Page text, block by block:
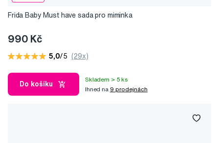
Frida Baby Must have sada pro miminka
990 Kč
5,0/5 (29x)
Do košíku
Skladem > 5 ks
Ihned na 9 prodejnách